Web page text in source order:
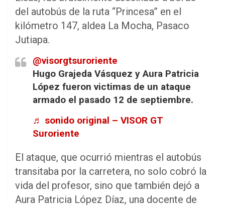
del autobús de la ruta “Princesa” en el
kilómetro 147, aldea La Mocha, Pasaco
Jutiapa.
@visorgtsuroriente
Hugo Grajeda Vásquez y Aura Patricia
López fueron victimas de un ataque
armado el pasado 12 de septiembre.
♬ sonido original – VISOR GT
Suroriente
El ataque, que ocurrió mientras el autobús
transitaba por la carretera, no solo cobró la
vida del profesor, sino que también dejó a
Aura Patricia López Díaz, una docente de